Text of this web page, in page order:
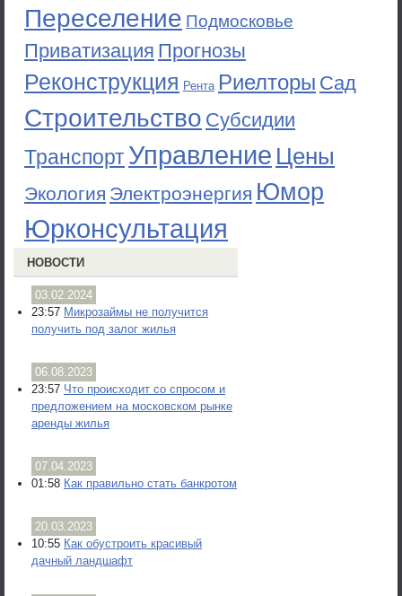
Переселение Подмосковье
Приватизация Прогнозы
Реконструкция Рента Риелторы Сад
Строительство Субсидии
ТранспортУправление Цены
Экология Электроэнергия Юмор
Юрконсультация
НОВОСТИ
03.02.2024
23:57 Микрозаймы не получится
получить под залог жилья
06.08.2023
23:57 Что происходит со спросом и
предложением на московском рынке
аренды жилья
07.04.2023
01:58 Как правильно стать банкротом
20.03.2023
10:55 Как обустроить красивый
дачный ландшафт